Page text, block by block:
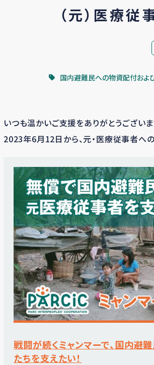
（元）医療
国内避難民への物資配付およ
いつも温かいご支援をありがとうございま
2023年6月12日から、元・医療従事者へ
戦闘が続くミャンマーで、国内避
たちを支えたい！